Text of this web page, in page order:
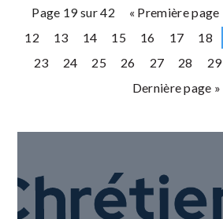
Page 19 sur 42 « Première page
12
13 14 15 16 17 18
23
24 25 26 27 28 29
Dernière page »